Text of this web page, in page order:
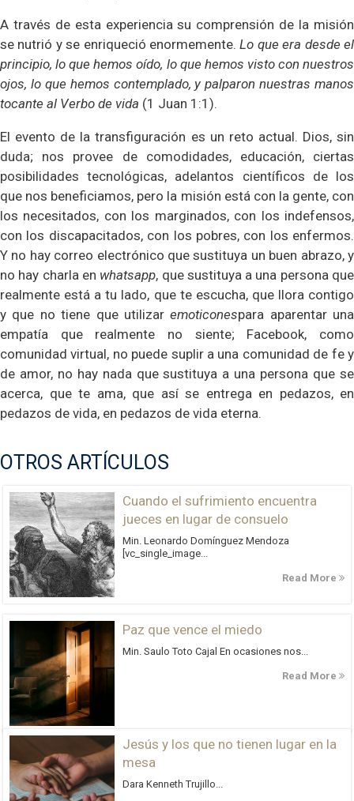
A través de esta experiencia su comprensión de la misión
se nutrió y se enriqueció enormemente.Lo que era desde el
principio, lo que hemos oído, lo que hemos visto con nuestros
ojos, lo que hemos contemplado, y palparon nuestras manos
tocante al Verbo de vida (1 Juan 1:1).
El evento de la transfiguración es un reto actual. Dios, sin
duda; nos provee de comodidades, educación, ciertas
posibilidades tecnológicas, adelantos científicos de los
que nos beneficiamos, pero la misión está con la gente, con
los necesitados, con los marginados, con los indefensos,
con los discapacitados, con los pobres, con los enfermos.
Y no hay correo electrónico que sustituya un buen abrazo, y
no hay charla en whatsapp, que sustituya a una persona que
realmente está a tu lado, que te escucha, que llora contigo
y que no tiene que utilizaremoticonespara aparentar una
empatía que realmente no siente; Facebook, como
comunidad virtual, no puede suplir a una comunidad de fe y
de amor, no hay nada que sustituya a una persona que se
acerca, que te ama, que así se entrega en pedazos, en
pedazos de vida, en pedazos de vida eterna.
OTROS ARTÍCULOS
Cuando el sufrimiento encuentra
jueces en lugar de consuelo
Min. Leonardo Domínguez Mendoza
[vc_single_image...
Read More
Paz que vence el miedo
Min. Saulo Toto Cajal En ocasiones nos...
Read More
Jesús y los que no tienen lugar en la
mesa
Dara Kenneth Trujillo...